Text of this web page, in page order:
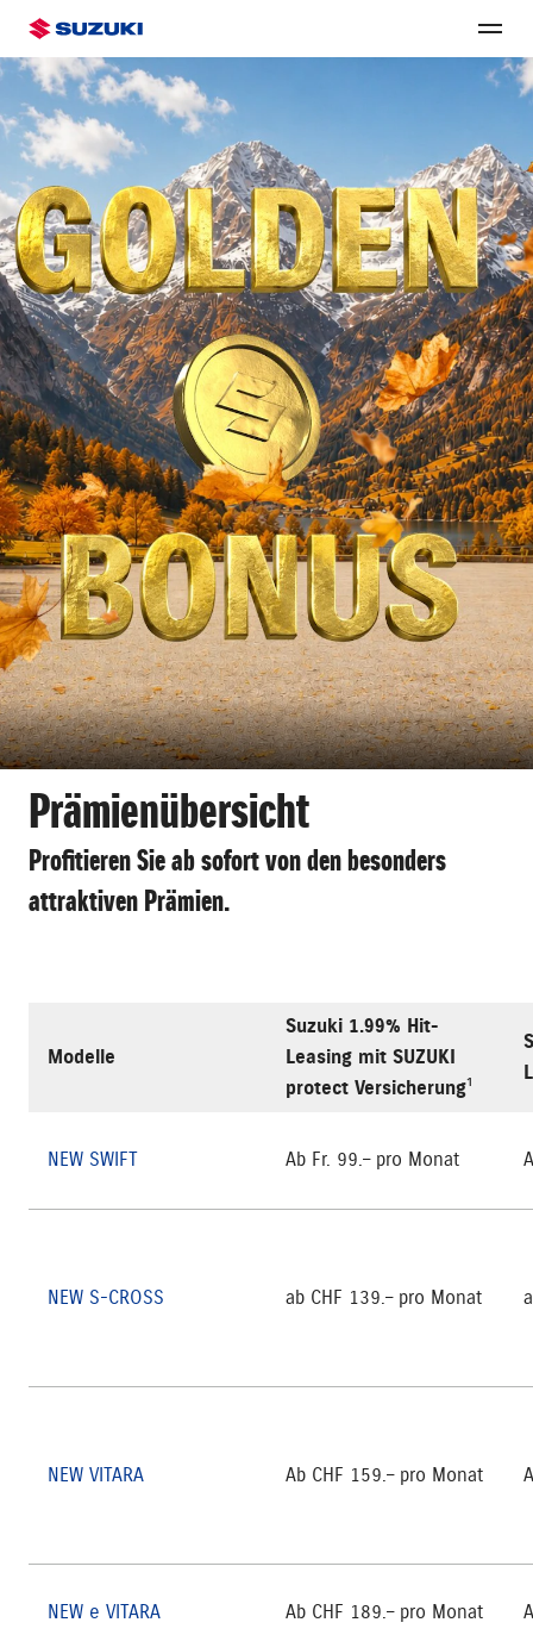
Prämienübersicht
Profitieren Sie ab sofort von den besonders
attraktiven Prämien.
Modelle
Suzuki 1.99% Hit-
Leasing mit SUZUKI
protect Versicherung¹
NEW SWIFT Ab Fr. 99.– pro Monat
NEW S-CROSS ab CHF 139.– pro Monat
NEW VITARA Ab CHF 159.– pro Monat
NEW e VITARA Ab CHF 189.– pro Monat